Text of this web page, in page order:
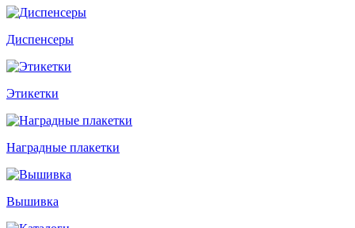
Диспенсеры
Этикетки
Наградные плакетки
Вышивка